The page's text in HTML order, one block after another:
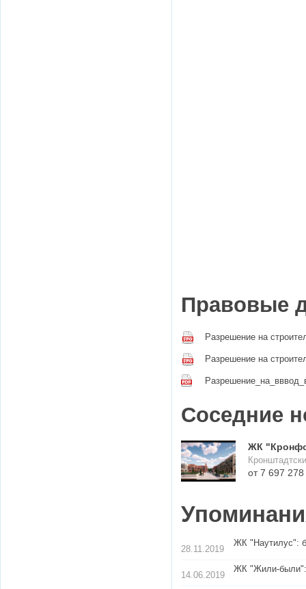
Правовые
Разрешение на
Разрешение на
Соседние
ЖК
от 7 697 278
28.11.2019
ЖК "Наутилус":
14.06.2019
ЖК "Жили-